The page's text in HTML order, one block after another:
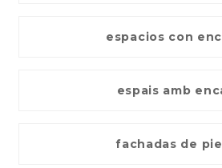
espacios con
espais amb
fachadas de